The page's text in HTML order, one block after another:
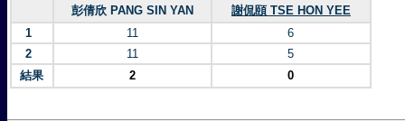
彭倩欣 PANG SIN YAN
謝侃頤 TSE HON YEE
1
11
6
2
11
5
結果
2 0